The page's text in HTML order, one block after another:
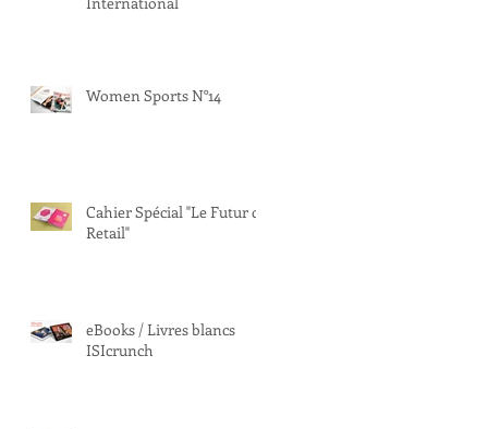
Women Sports N°14
Cahier Spécial "Le Futur du
Retail"
eBooks / Livres blancs
ISIcrunch